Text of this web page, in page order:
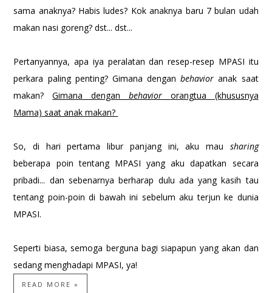
sama anaknya? Habis ludes? Kok anaknya baru 7 bulan udah
makan nasi goreng? dst... dst...
Pertanyannya, apa iya peralatan dan resep-resep MPASI itu
perkara paling penting? Gimana denganbehavioranak saat
makan?Gimana dengan behavior orangtua (khususnya
Mama) saat anak makan?
So, di hari pertama libur panjang ini, aku mau sharing
beberapa poin tentang MPASI yang aku dapatkan secara
pribadi... dan sebenarnya berharap dulu ada yang kasih tau
tentang poin-poin di bawah ini sebelum aku terjun ke dunia
MPASI.
Seperti biasa, semoga berguna bagi siapapun yang akan dan
sedang menghadapi MPASI, ya!
READ MORE »